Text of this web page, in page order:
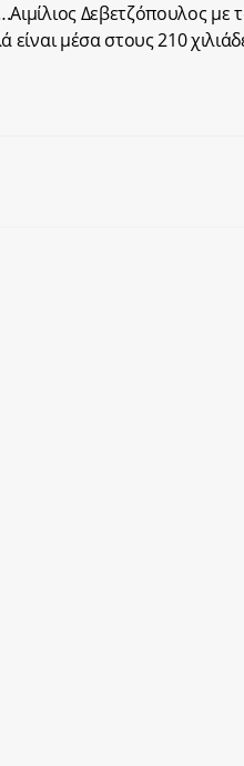
Δεβετζόπουλος με
μέσα στους 210